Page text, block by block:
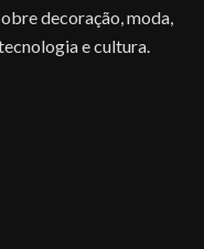
decoração, moda,
e cultura.